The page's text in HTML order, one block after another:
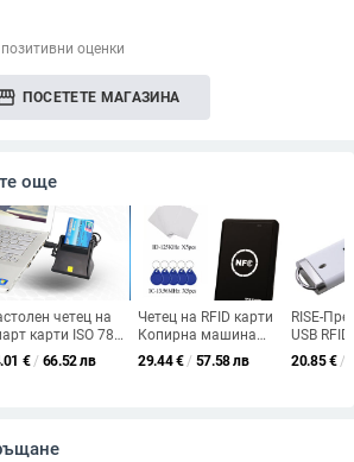
оценки
ПОСЕТЕТЕ МАГАЗИНА
още
четец на
карти ISO 7816
2.0 IC чип DCR31
€ / 66.52 лв
Четец на RFID карти
Копирна машина
Дубликатор 125KHz
Ключодържател NFC
29.44€ / 57.58 лв
RISE-
USB
карти
на карти
20.85€ /